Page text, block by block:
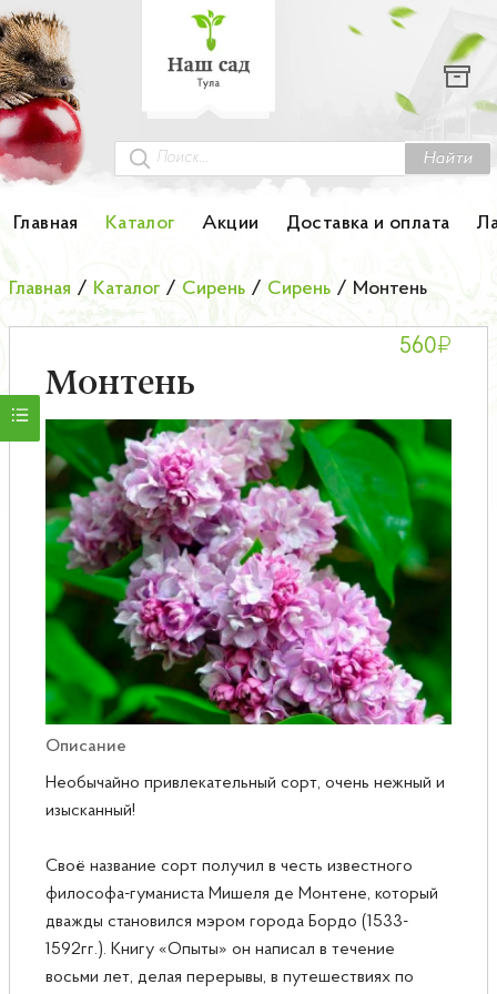
Найти
Главная Каталог Акции Доставка и оплата
Каталог
Гортензии
Грунты
Лук-севок
Малина
Мини-деревья
НОВИНКА Английские и Японские розы
Саженцы плодовые
Сирень
Главная / Каталог / Сирень / Сирень / Монтень
Монтень
560₽
Описание
Необычайно привлекательный сорт, очень нежный и
изысканный!
Своё название сорт получил в честь известного
философа-гуманиста Мишеля де Монтене, который
дважды становился мэром города Бордо (1533-
1592гг.). Книгу «Опыты» он написал в течение
восьми лет, делая перерывы, в путешествиях по